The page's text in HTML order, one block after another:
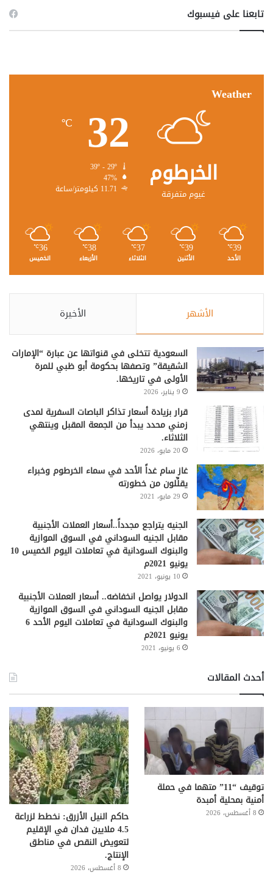
تابعنا على فيسبوك
Weather
الخرطوم
غيوم متفرقة
32
℃
47%
11.71 كيلومتر/ساعة
39
℃
الأحد
39
℃
الأثنين
37
℃
الثلاثاء
38
℃
الأربعاء
36
℃
الخميس
الأشهر الأخيرة
السعودية تتخلى في قنواتها عن عبارة “الإمارات
الشقيقة” وتصفها بحكومة أبو ظبي للمرة
الأولى في تاريخها.
9 يناير، 2026
قرار بزيادة أسعار تذاكر الباصات السفرية لمدى
زمني محدد يبدأ من الجمعة المقبل وينتهي
الثلاثاء.
20 مايو، 2026
غاز سام غداً الأحد في سماء الخرطوم وخبراء
يقلِّلون من خطورته
29 مايو، 2021
الجنيه يتراجع مجدداً..أسعار العملات الأجنبية
مقابل الجنيه السوداني في السوق الموازية
والبنوك السودانية في تعاملات اليوم الخميس 10
يونيو 2021م
10 يونيو، 2021
الدولار يواصل انخفاضه.. أسعار العملات الأجنبية
مقابل الجنيه السوداني في السوق الموازية
والبنوك السودانية في تعاملات اليوم الأحد 6
يونيو 2021م
6 يونيو، 2021
أحدث المقالات
توقيف “11” متهما في حملة
أمنية بمحلية أمبدة
8 أغسطس، 2026 حاكم النيل الأزرق: نخطط لزراعة
4.5 ملايين فدان في الإقليم
لتعويض النقص في مناطق
الإنتاج.
8 أغسطس، 2026